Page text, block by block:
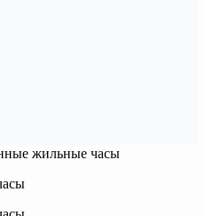
жильные часы